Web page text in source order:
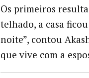
Os primeiros
telhado, a casa
noite”, contou
que vive com a